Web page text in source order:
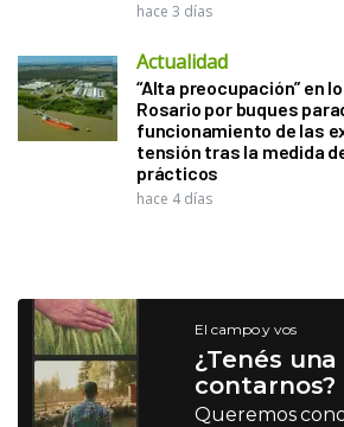
hace 3 días
Actualidad
“Alta preocupación” en
Rosario por buques
funcionamiento de las
tensión tras la medida
prácticos
hace 4 días
El campo y vos
¿Tenés
contarnos?
Queremos